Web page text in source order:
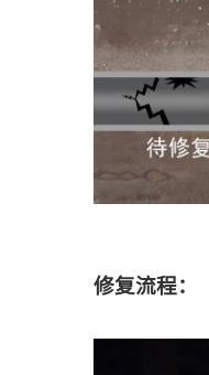
修复流程：